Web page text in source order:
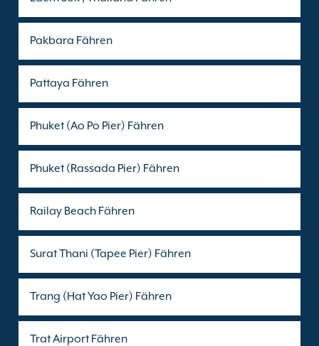
Pakbara Fähren
Pattaya Fähren
Phuket (Ao Po Pier) Fähren
Phuket (Rassada Pier) Fähren
Railay Beach Fähren
Surat Thani (Tapee Pier) Fähren
Trang (Hat Yao Pier) Fähren
Trat Airport Fähren